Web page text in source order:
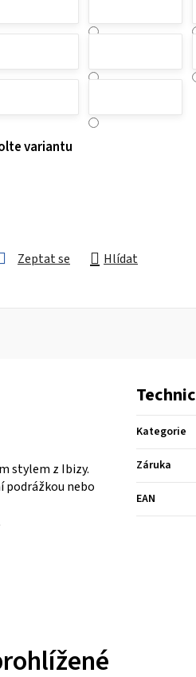
variantu
Zeptat se Hlídat
stylem z Ibizy.
podrážkou nebo
Kategorie
Záruka
EAN